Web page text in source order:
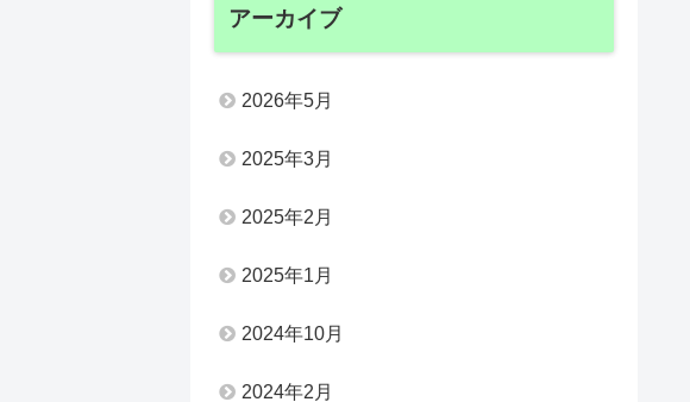
アーカイブ
2026年5月
2025年3月
2025年2月
2025年1月
2024年10月
2024年2月